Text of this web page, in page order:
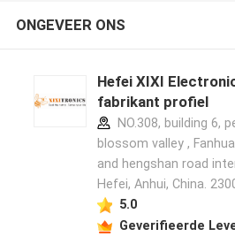
ONGEVEER ONS
Hefei XIXI
fabrikant profiel
NO.308, building 6,
blossom valley ,
and hengshan road
Hefei, Anhui, China.
5.0
Geverifieerde